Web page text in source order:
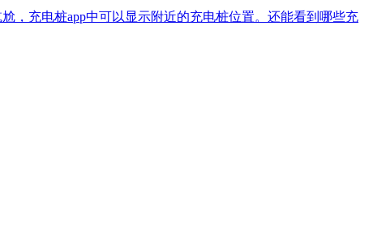
，充电桩app中可以显示附近的充电桩位置。还能看到哪些充